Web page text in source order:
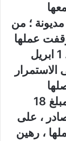
مديونة ؛ من
عملها
بهذا المرفق العمومي ، يوم الأحد 1 ابريل
الاستمرار
بمستحقاتها المالية ، التي فاقت مبلغ 18
، على
، رهين